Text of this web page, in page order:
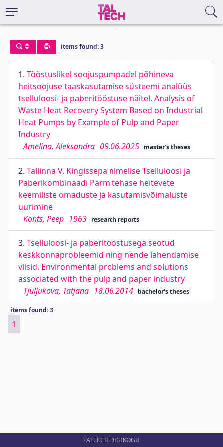
items found: 3
1. Tööstuslikel soojuspumpadel põhineva
heitsoojuse taaskasutamise süsteemi analüüs
tselluloosi- ja paberitööstuse näitel. Analysis of
Waste Heat Recovery System Based on Industrial
Heat Pumps by Example of Pulp and Paper
Industry
Amelina, Aleksandra 09.06.2025 master's theses
2. Tallinna V. Kingissepa nimelise Tselluloosi ja
Paberikombinaadi Pärmitehase heitevete
keemiliste omaduste ja kasutamisvõimaluste
uurimine
Konts, Peep 1963 research reports
3. Tselluloosi- ja paberitööstusega seotud
keskkonnaprobleemid ning nende lahendamise
viisid. Environmental problems and solutions
associated with the pulp and paper industry
Tjuljukova, Tatjana 18.06.2014 bachelor's theses
items found: 3
1
TALTECH DIGIKOGU